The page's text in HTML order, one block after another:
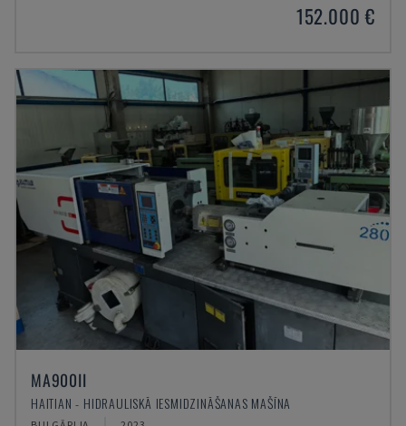
152.000 €
MA900ІІ
HAITIAN - HIDRAULISKĀ IESMIDZINĀŠANAS MAŠĪNA